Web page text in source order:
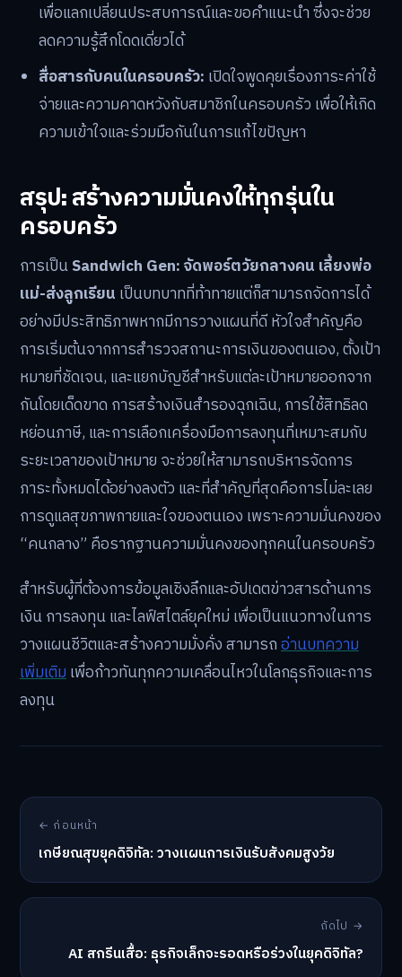
เพื่อแลกเปลี่ยนประสบการณ์และขอคำแนะนำ ซึ่งจะช่วย
ลดความรู้สึกโดดเดี่ยวได้
สื่อสารกับคนในครอบครัว: เปิดใจพูดคุยเรื่องภาระค่าใช้
จ่ายและความคาดหวังกับสมาชิกในครอบครัว เพื่อให้เกิด
ความเข้าใจและร่วมมือกันในการแก้ไขปัญหา
สรุป: สร้างความมั่นคงให้ทุกรุ่นใน
ครอบครัว
การเป็นSandwich Gen: จัดพอร์ตวัยกลางคน เลี้ยงพ่อ
แม่-ส่งลูกเรียน เป็นบทบาทที่ท้าทายแต่ก็สามารถจัดการได้
อย่างมีประสิทธิภาพหากมีการวางแผนที่ดี หัวใจสำคัญคือ
การเริ่มต้นจากการสำรวจสถานะการเงินของตนเอง, ตั้งเป้า
หมายที่ชัดเจน, และแยกบัญชีสำหรับแต่ละเป้าหมายออกจาก
กันโดยเด็ดขาด การสร้างเงินสำรองฉุกเฉิน, การใช้สิทธิลด
หย่อนภาษี, และการเลือกเครื่องมือการลงทุนที่เหมาะสมกับ
ระยะเวลาของเป้าหมาย จะช่วยให้สามารถบริหารจัดการ
ภาระทั้งหมดได้อย่างลงตัว และที่สำคัญที่สุดคือการไม่ละเลย
การดูแลสุขภาพกายและใจของตนเอง เพราะความมั่นคงของ
“คนกลาง” คือรากฐานความมั่นคงของทุกคนในครอบครัว
สำหรับผู้ที่ต้องการข้อมูลเชิงลึกและอัปเดตข่าวสารด้านการ
เงิน การลงทุน และไลฟ์สไตล์ยุคใหม่ เพื่อเป็นแนวทางในการ
วางแผนชีวิตและสร้างความมั่งคั่ง สามารถอ่านบทความ
เพิ่มเติมเพื่อก้าวทันทุกความเคลื่อนไหวในโลกธุรกิจและการ
ลงทุน
← ก่อนหน้า
เกษียณสุขยุคดิจิทัล: วางแผนการเงินรับสังคมสูงวัย
ถัดไป →
AI สกรีนเสื้อ: ธุรกิจเล็กจะรอดหรือร่วงในยุคดิจิทัล?